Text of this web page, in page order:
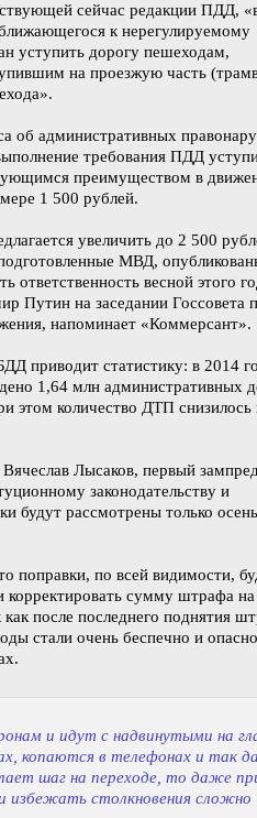
сейчас редакции ПДД,
к нерегулируемому
уступить дорогу пешеходам,
на проезжую часть
об административных
требования ПДД
преимуществом в
1 500 рублей.
увеличить до 2 500
МВД,
ответственность весной этого
Путин на заседании Госсовета
напоминает «Коммерсант».
приводит статистику: в 2014
1,64 млн административных
этом количество ДТП снизилось
Лысаков, первый
законодательству и
будут рассмотрены только
поправки, по всей видимости,
корректировать сумму штрафа на
после последнего поднятия
стали очень беспечно и
и идут с надвинутыми на
копаются в телефонах и так
шаг на переходе, то даже
избежать столкновения сложно